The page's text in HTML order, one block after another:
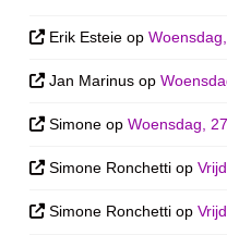
Erik Esteie op
Jan Marinus op
Simone opWoensdag,
Simone Ronchetti op
Simone Ronchetti op